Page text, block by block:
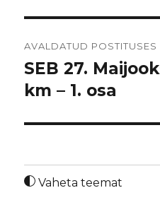
AVALDATUD POSTITUSES
SEB 27.
km – 1. osa
Vaheta teemat